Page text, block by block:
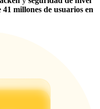
41 millones de usuarios en